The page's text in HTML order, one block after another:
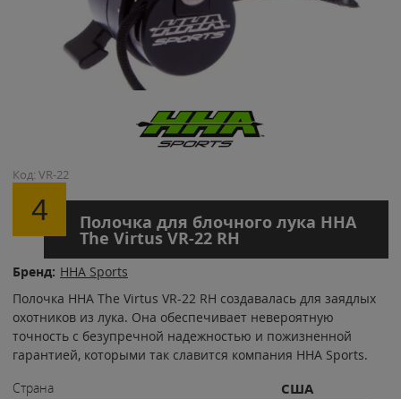
Код: VR-22
4 Полочка для блочного лука HHA
The Virtus VR-22 RH
Бренд: HHA Sports
Полочка HHA The Virtus VR-22 RH создавалась для заядлых
охотников из лука. Она обеспечивает невероятную
точность с безупречной надежностью и пожизненной
гарантией, которыми так славится компания HHA Sports.
Страна
США